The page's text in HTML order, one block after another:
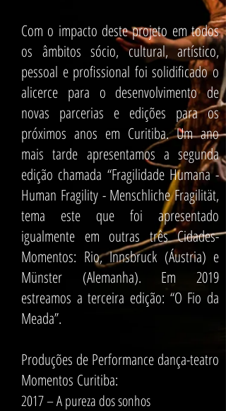
Com o impacto deste projeto em todos
os âmbitos sócio, cultural, artístico,
pessoal e profissional foi solidificado o
alicerce para o desenvolvimento de
novas parcerias e edições para os
próximos anos em Curitiba. Um ano
mais tarde apresentamos a segunda
edição chamada “Fragilidade Humana -
Human Fragility - Menschliche Fragilität,
tema este que foi apresentado
igualmente em outras três Cidades-
Momentos: Rio, Innsbruck (Áustria) e
Münster (Alemanha). Em 2019
estreamos a terceira edição: “O Fio da
Meada”.
Produções de Performance dança-teatro
Momentos Curitiba:
2017 – A pureza dos sonhos